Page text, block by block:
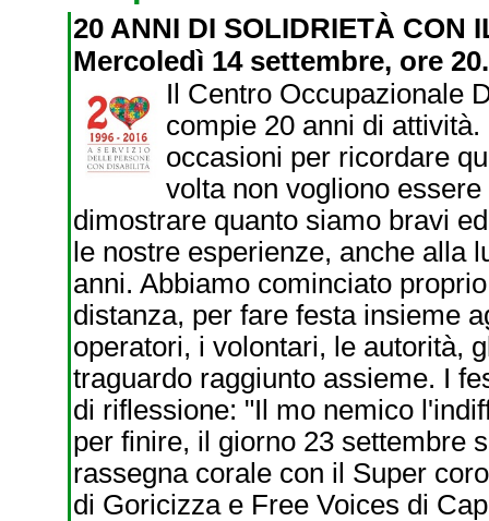
20 ANNI DI SOLIDRIETÀ CON
Mercoledì 14 settembre, ore
Il Centro Occupazionale
compie 20 anni di
occasioni per ricordare
volta non vogliono
dimostrare quanto siamo bravi
le nostre esperienze, anche alla
anni. Abbiamo cominciato
distanza, per fare festa insieme
operatori, i volontari, le autorità,
traguardo raggiunto assieme. I
di riflessione: "Il mo nemico
per finire, il giorno 23 settembre
rassegna corale con il Super
di Goricizza e Free Voices di